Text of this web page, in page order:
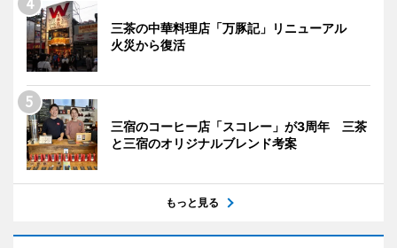
三茶の中華料理店「万豚記」リニューアル
火災から復活
三宿のコーヒー店「スコレー」が3周年 三茶
と三宿のオリジナルブレンド考案
もっと見る